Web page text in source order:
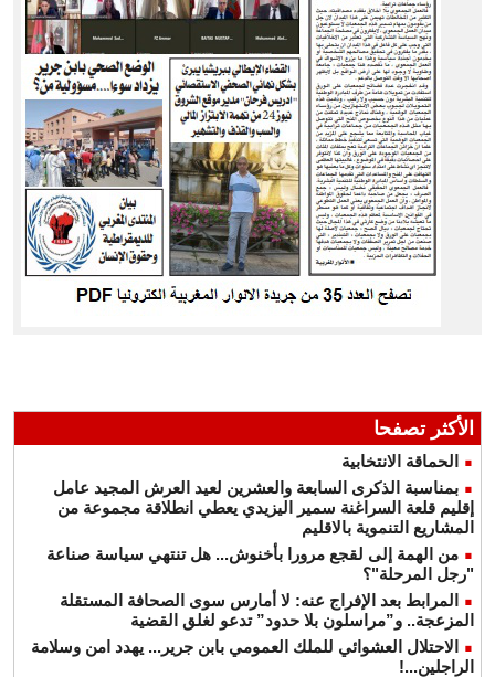
الأكثر تصفحا
الحماقة الانتخابية
بمناسبة الذكرى السابعة والعشرين لعيد العرش المجيد عامل
إقليم قلعة السراغنة سمير اليزيدي يعطي انطلاقة مجموعة من
المشاريع التنموية بالاقليم
من الهمة إلى لقجع مرورا بأخنوش... هل تنتهي سياسة صناعة
"رجل المرحلة"؟
المرابط بعد الإفراج عنه: لا أمارس سوى الصحافة المستقلة
المزعجة.. و”مراسلون بلا حدود” تدعو لغلق القضية
الاحتلال العشوائي للملك العمومي بابن جرير... يهدد امن وسلامة
الراجلين...!